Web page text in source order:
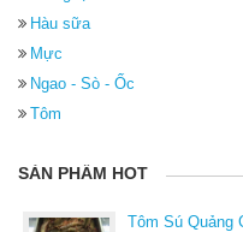
Hàu sữa
Mực
Ngao - Sò - Ốc
Tôm
SẢN PHẨM HOT
Tôm Sú Quảng